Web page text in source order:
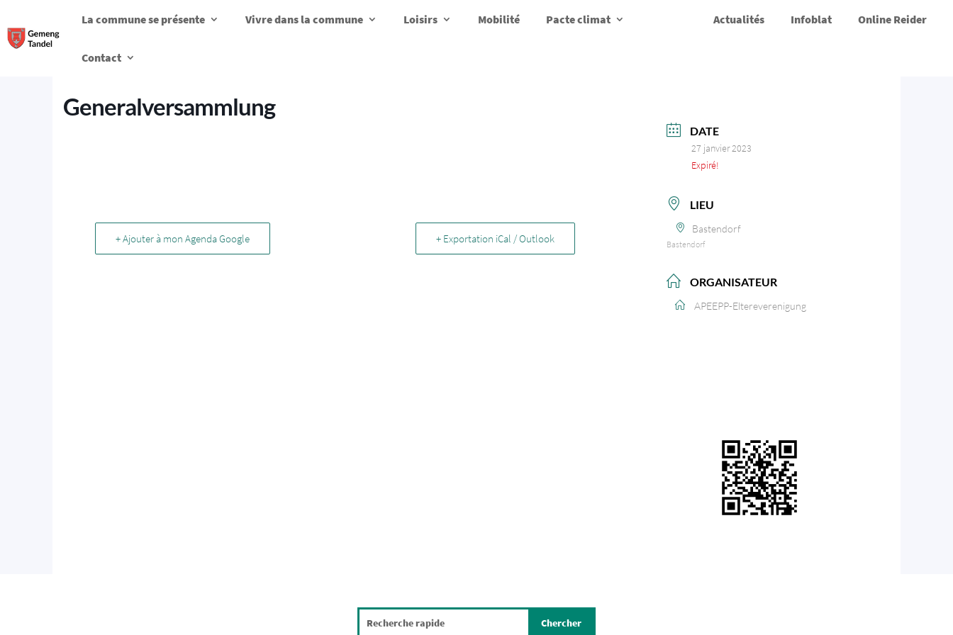
La commune se présente Vivre dans la commune Loisirs Mobilité Pacte climat Actualités Infoblat Online Reider
Contact
Generalversammlung
+ Ajouter à mon Agenda Google + Exportation iCal / Outlook
DATE
27 janvier 2023
Expiré!
LIEU
Bastendorf
Bastendorf
ORGANISATEUR
APEEPP-Eltereverenigung